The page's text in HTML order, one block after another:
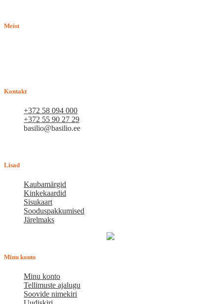
Meist
Kontakt
+372 58 094 000
+372 55 90 27 29
basilio@basilio.ee
Lisad
Kaubamärgid
Kinkekaardid
Sisukaart
Sooduspakkumised
Järelmaks
Minu konto
Minu konto
Tellimuste ajalugu
Soovide nimekiri